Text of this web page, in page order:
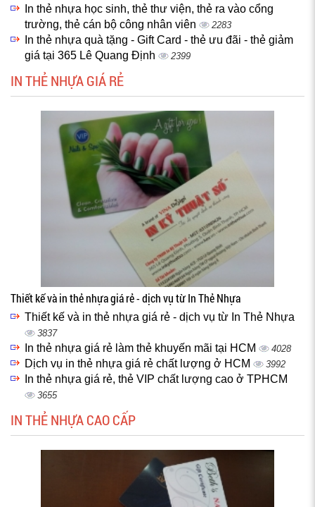
In thẻ nhựa học sinh, thẻ thư viện, thẻ ra vào cổng
trường, thẻ cán bộ công nhân viên
2283
In thẻ nhựa quà tặng - Gift Card - thẻ ưu đãi - thẻ giảm
giá tại 365 Lê Quang Định
2399
IN THẺ NHỰA GIÁ RẺ
Thiết kế và in thẻ nhựa giá rẻ - dịch vụ từ In Thẻ Nhựa
Thiết kế và in thẻ nhựa giá rẻ - dịch vụ từ In Thẻ Nhựa
3837
In thẻ nhựa giá rẻ làm thẻ khuyến mãi tại HCM 4028
Dịch vụ in thẻ nhựa giá rẻ chất lượng ở HCM 3992
In thẻ nhựa giá rẻ, thẻ VIP chất lượng cao ở TPHCM
3655
IN THẺ NHỰA CAO CẤP